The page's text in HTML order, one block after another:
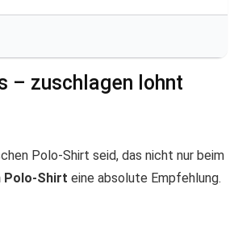
– zuschlagen lohnt
Polo-Shirt seid, das nicht nur beim
Polo-Shirt eine absolute Empfehlung.